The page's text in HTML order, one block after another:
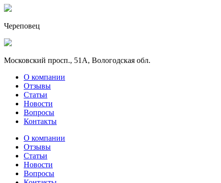
Череповец
Московский просп., 51А, Вологодская обл.
О компании
Отзывы
Статьи
Новости
Вопросы
Контакты
О компании
Отзывы
Статьи
Новости
Вопросы